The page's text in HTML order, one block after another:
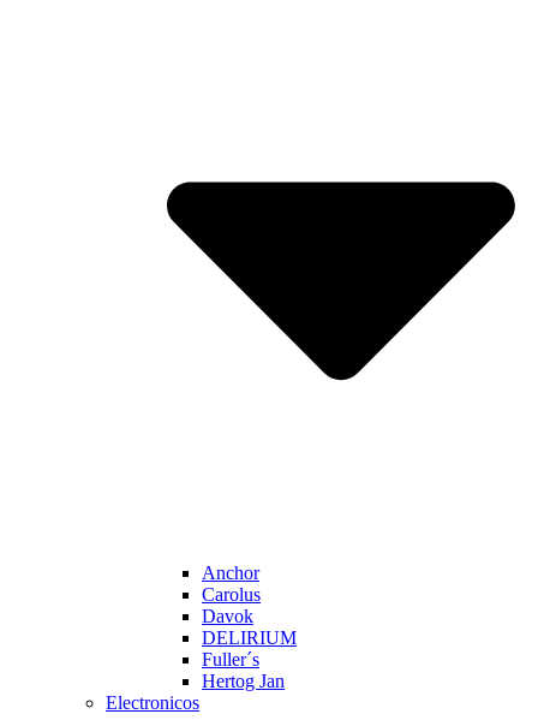
Anchor
Carolus
Davok
DELIRIUM
Fuller´s
Hertog Jan
Electronicos